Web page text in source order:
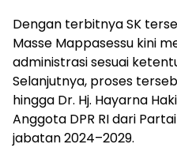
Dengan terbitnya SK
Masse Mappasessu kini
administrasi sesuai
Selanjutnya, proses
hingga Dr. Hj. Hayarna
Anggota DPR RI dari
jabatan 2024–2029.